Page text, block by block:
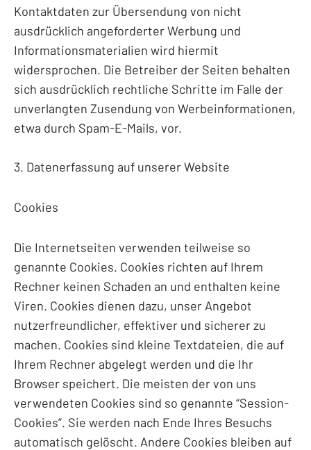
Kontaktdaten zur Übersendung von nicht
ausdrücklich angeforderter Werbung und
Informationsmaterialien wird hiermit
widersprochen. Die Betreiber der Seiten behalten
sich ausdrücklich rechtliche Schritte im Falle der
unverlangten Zusendung von Werbeinformationen,
etwa durch Spam-E-Mails, vor.
3. Datenerfassung auf unserer Website
Cookies
Die Internetseiten verwenden teilweise so
genannte Cookies. Cookies richten auf Ihrem
Rechner keinen Schaden an und enthalten keine
Viren. Cookies dienen dazu, unser Angebot
nutzerfreundlicher, effektiver und sicherer zu
machen. Cookies sind kleine Textdateien, die auf
Ihrem Rechner abgelegt werden und die Ihr
Browser speichert. Die meisten der von uns
verwendeten Cookies sind so genannte “Session-
Cookies”. Sie werden nach Ende Ihres Besuchs
automatisch gelöscht. Andere Cookies bleiben auf